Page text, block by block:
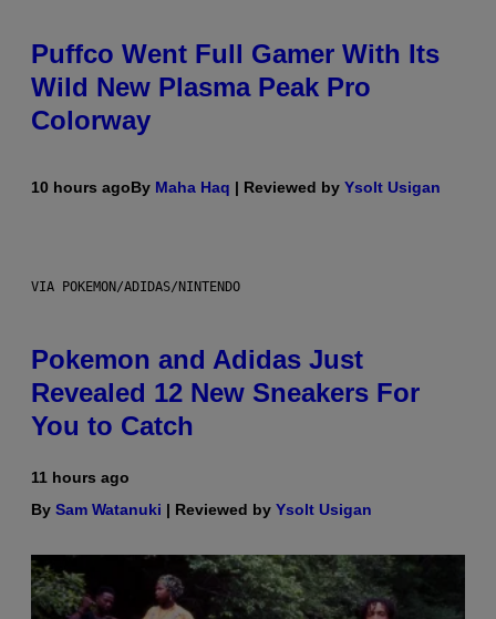
Puffco Went Full Gamer With Its
Wild New Plasma Peak Pro
Colorway
10 hours agoBy Maha Haq | Reviewed by Ysolt Usigan
VIA POKEMON/ADIDAS/NINTENDO
Pokemon and Adidas Just
Revealed 12 New Sneakers For
You to Catch
11 hours ago
By Sam Watanuki | Reviewed by Ysolt Usigan